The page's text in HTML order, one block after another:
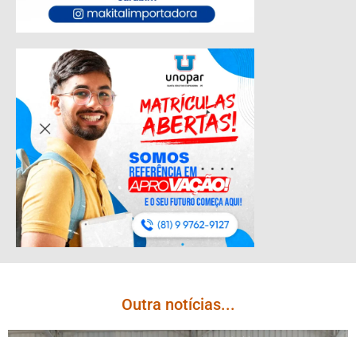
Outra notícias...